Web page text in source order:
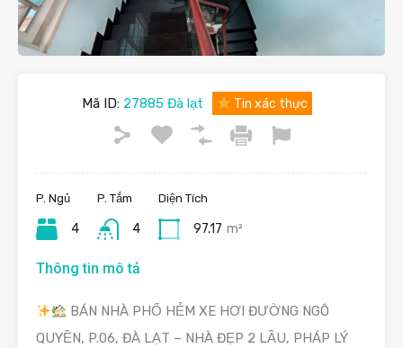
Mã ID: 27885 Đà lạt Tin xác thực
P. Ngủ
4
P. Tắm
4
Diện Tích
97.17 m²
Thông tin mô tả
BÁN NHÀ PHỐ HẺM XE HƠI ĐƯỜNG NGÔ
QUYỀN, P.06, ĐÀ LẠT – NHÀ ĐẸP 2 LẦU, PHÁP LÝ